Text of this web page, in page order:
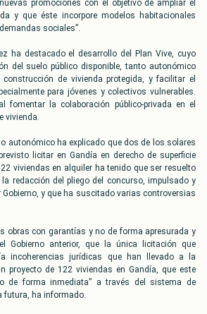
promociones con el objetivo de ampliar el
y que éste incorpore modelos habitacionales
sociales”.
ha destacado el desarrollo del Plan Vive, cuyo
del suelo público disponible, tanto autonómico
de vivienda protegida, y facilitar el
para jóvenes y colectivos vulnerables.
fomentar la colaboración público-privada en el
vivienda.
autonómico ha explicado que dos de los solares
licitar en Gandía en derecho de superficie
viviendas en alquiler ha tenido que ser resuelto
redacción del pliego del concurso, impulsado y
y que ha suscitado varias controversias
obras con garantías y no de forma apresurada y
Gobierno anterior, que la única licitación que
incoherencias jurídicas que han llevado a la
proyecto de 122 viviendas en Gandía, que este
de forma inmediata” a través del sistema de
futura, ha informado.